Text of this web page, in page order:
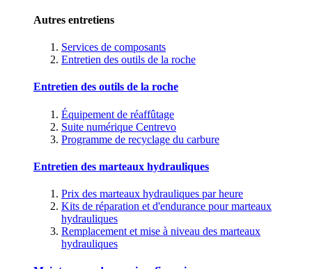
Autres entretiens
Services de composants
Entretien des outils de la roche
Entretien des outils de la roche
Équipement de réaffûtage
Suite numérique Centrevo
Programme de recyclage du carbure
Entretien des marteaux hydrauliques
Prix des marteaux hydrauliques par heure
Kits de réparation et d'endurance pour marteaux
hydrauliques
Remplacement et mise à niveau des marteaux
hydrauliques